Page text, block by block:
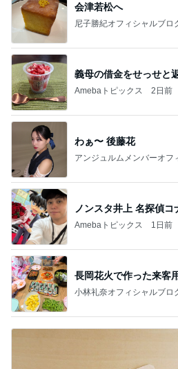
会津若松へ
尼子勝紀オフィシャルブ
義母の借金をせっせと
Amebaトピックス 2日前
わぁ〜 後藤花
アンジュルムメンバーオフ
ノンスタ井上 名探偵コ
Amebaトピックス 1日前
長岡花火で作った来客
小林礼奈オフィシャルブロ